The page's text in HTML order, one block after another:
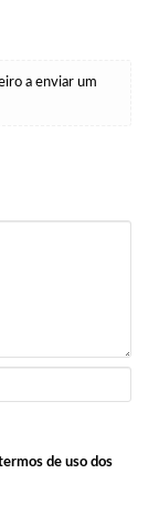
a enviar um
de uso dos